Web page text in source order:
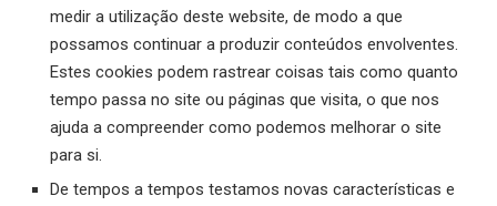
medir a utilização deste website, de modo a que
possamos continuar a produzir conteúdos envolventes.
Estes cookies podem rastrear coisas tais como quanto
tempo passa no site ou páginas que visita, o que nos
ajuda a compreender como podemos melhorar o site
para si.
De tempos a tempos testamos novas características e